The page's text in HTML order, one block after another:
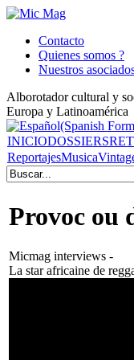
Contacto
Quienes somos ?
Nuestros
Alborotador cultural y
Europa y Latinoamérica
INICIODOSSIERS
ReportajesMusica
Provoc ou
Micmag interviews -
La star africaine de